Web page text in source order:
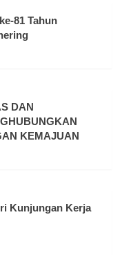
81 Tahun
DAN
KEMAJUAN
Kunjungan Kerja